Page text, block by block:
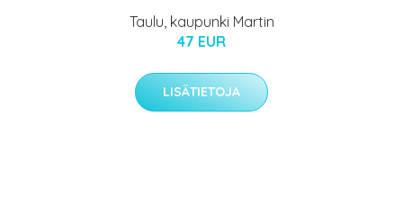
Taulu, kaupunki Martin
47 EUR
LISÄTIETOJA